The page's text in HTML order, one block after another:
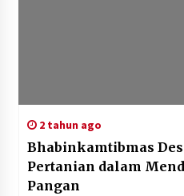
2 tahun ago
Bhabinkamtibmas
Pertanian dalam
Pangan